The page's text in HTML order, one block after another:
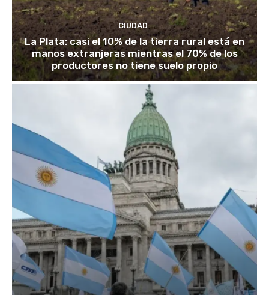
CIUDAD
La Plata: casi el 10% de la tierra rural está en
manos extranjeras mientras el 70% de los
productores no tiene suelo propio